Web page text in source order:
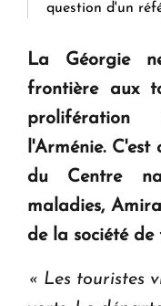
question d'un
KASA : 30 ans
en Arménie
Le premier hôtel
ouvrira ses
La Géorgie
frontière aux
prolifération
l'Arménie.
du Centre
maladies,
de la société de
« Les touristes